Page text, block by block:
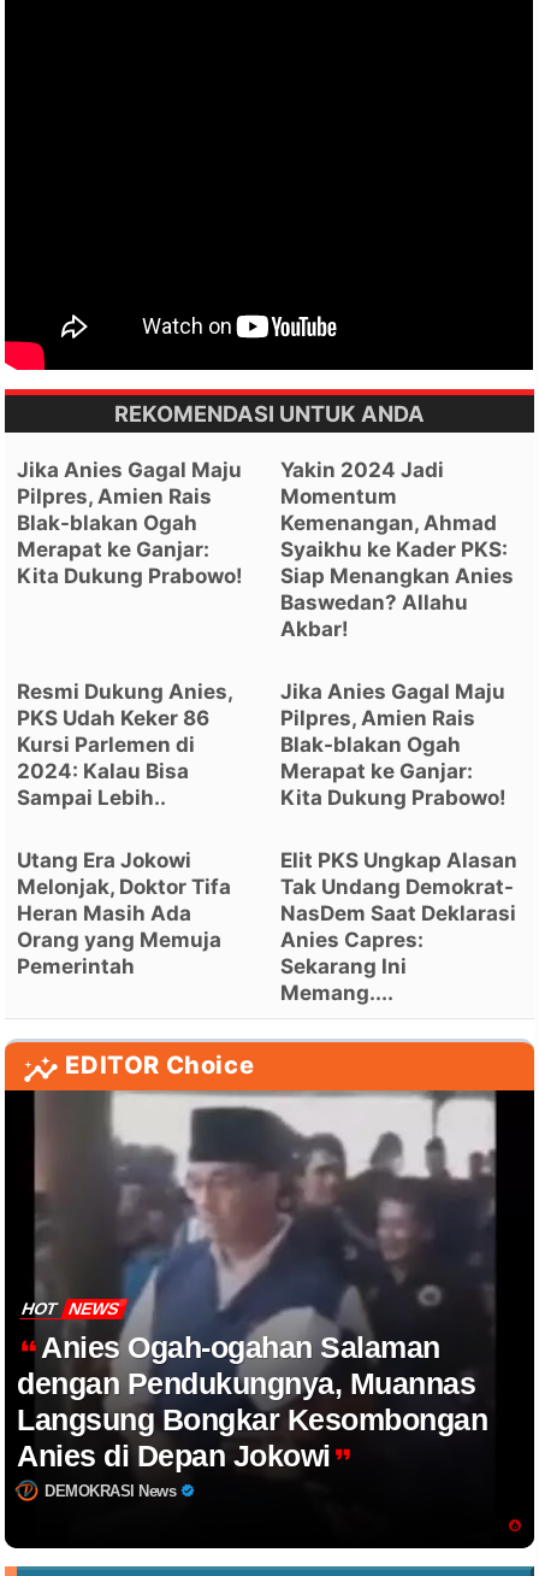
REKOMENDASI UNTUK ANDA
Jika Anies Gagal Maju
Pilpres, Amien Rais
Blak-blakan Ogah
Merapat ke Ganjar:
Kita Dukung Prabowo!
Yakin 2024 Jadi
Momentum
Kemenangan, Ahmad
Syaikhu ke Kader PKS:
Siap Menangkan Anies
Baswedan? Allahu
Akbar!
Resmi Dukung Anies,
PKS Udah Keker 86
Kursi Parlemen di
2024: Kalau Bisa
Sampai Lebih..
Jika Anies Gagal Maju
Pilpres, Amien Rais
Blak-blakan Ogah
Merapat ke Ganjar:
Kita Dukung Prabowo!
Utang Era Jokowi
Melonjak, Doktor Tifa
Heran Masih Ada
Orang yang Memuja
Pemerintah
Elit PKS Ungkap Alasan
Tak Undang Demokrat-
NasDem Saat Deklarasi
Anies Capres:
Sekarang Ini
Memang....
EDITOR Choice
HOT NEWS
Anies Ogah-ogahan Salaman
dengan Pendukungnya, Muannas
Langsung Bongkar Kesombongan
Anies di Depan Jokowi
DEMOKRASI News